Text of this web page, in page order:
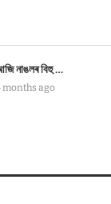
নাঙলৰ বিহু …
months ago